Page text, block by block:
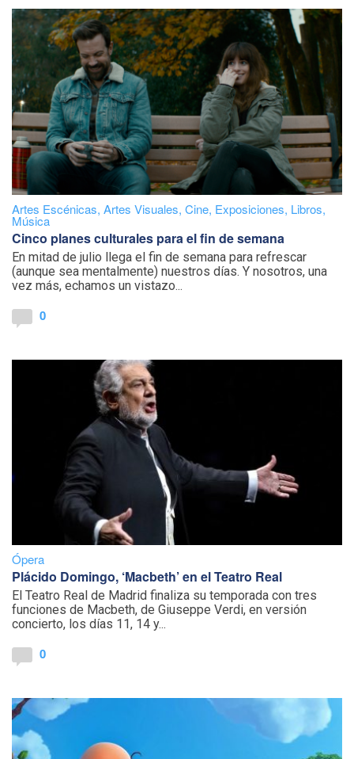
Artes Escénicas, Artes Visuales, Cine, Exposiciones, Libros,
Música
Cinco planes culturales para el fin de semana
En mitad de julio llega el fin de semana para refrescar
(aunque sea mentalmente) nuestros días. Y nosotros, una
vez más, echamos un vistazo...
0
Ópera
Plácido Domingo, ‘Macbeth’ en el Teatro Real
El Teatro Real de Madrid finaliza su temporada con tres
funciones de Macbeth, de Giuseppe Verdi, en versión
concierto, los días 11, 14 y...
0